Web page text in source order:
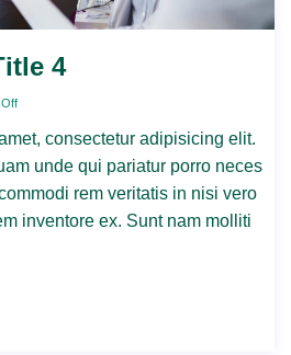
4
consectetur adipisicing elit.
unde qui pariatur porro neces
rem veritatis in nisi vero
inventore ex. Sunt nam molliti